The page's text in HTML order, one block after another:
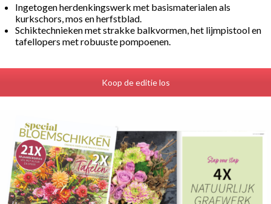
Ingetogen herdenkingswerk met basismaterialen als
kurkschors, mos en herfstblad
Schiktechnieken met strakke balkvormen, het lijmpistool en
tafellopers met robuuste pompoenen.
Koop de editie los